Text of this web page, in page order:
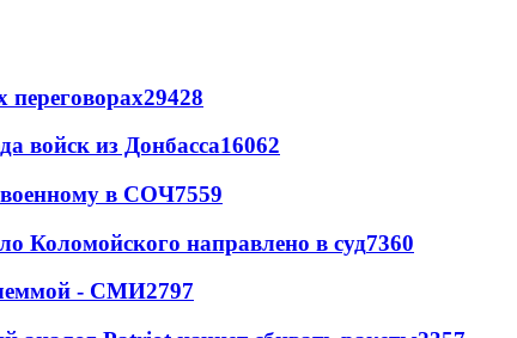
переговорах29428
войск из Донбасса16062
в СОЧ7559
Коломойского направлено в суд7360
- СМИ2797